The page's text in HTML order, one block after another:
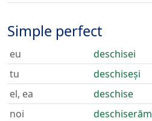
Simple perfect
eu
deschisei
tu
deschiseși
el, ea
deschise
noi
deschiserăm